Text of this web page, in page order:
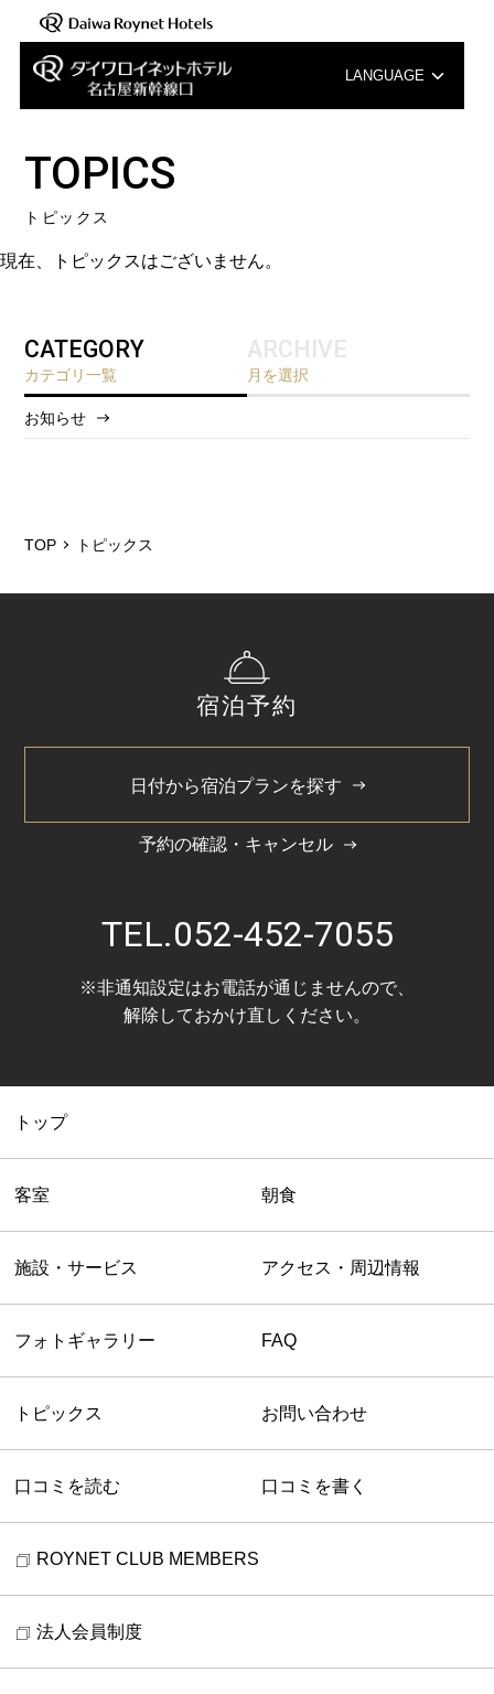
LANGUAGE
TOPICS
トピックス
現在、トピックスはございません。
CATEGORY
カテゴリ一覧
お知らせ
ARCHIVE
月を選択
2026/3
2024/5
TOP トピックス
宿泊予約
日付から宿泊プランを探す
予約の確認・キャンセル
TEL.052-452-7055
※非通知設定はお電話が通じませんので、
解除しておかけ直しください。
トップ
客室 朝食
施設・サービス アクセス・周辺情報
フォトギャラリー FAQ
トピックス お問い合わせ
口コミを読む 口コミを書く
ROYNET CLUB MEMBERS
法人会員制度